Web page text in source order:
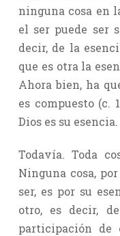
ninguna cosa en
el ser puede ser
decir, de la
que es otra la
Ahora bien, ha
es compuesto (c.
Dios es su esencia.
Todavía. Toda
Ninguna cosa,
ser, es por su
otro, es decir,
participación de